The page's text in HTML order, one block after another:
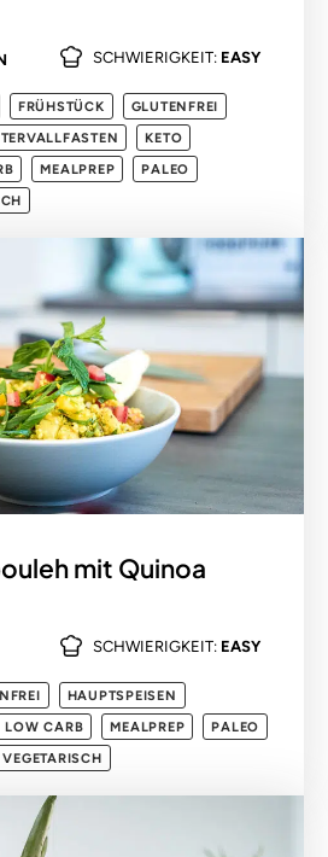
SCHWIERIGKEIT: EASY
FRÜHSTÜCK
GLUTENFREI
KETO
MEALPREP
PALEO
mit Quinoa
SCHWIERIGKEIT: EASY
HAUPTSPEISEN
LOW CARB MEALPREP
PALEO
VEGETARISCH